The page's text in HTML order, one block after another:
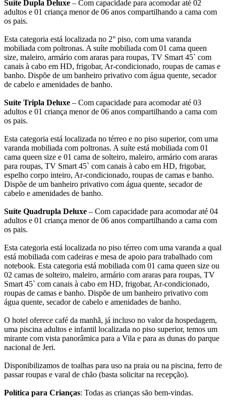
Suíte Dupla Deluxe – Com capacidade para acomodar até 02
adultos e 01 criança menor de 06 anos compartilhando a cama com
os pais.
Esta categoria está localizada no 2° piso, com uma varanda
mobiliada com poltronas. A suíte mobiliada com 01 cama queen
size, maleiro, armário com araras para roupas, TV Smart 45` com
canais à cabo em HD, frigobar, Ar-condicionado, roupas de camas e
banho. Dispõe de um banheiro privativo com água quente, secador
de cabelo e amenidades de banho.
Suíte Tripla Deluxe – Com capacidade para acomodar até 03
adultos e 01 criança menor de 06 anos compartilhando a cama com
os pais.
Esta categoria está localizada no térreo e no piso superior, com uma
varanda mobiliada com poltronas. A suíte está mobiliada com 01
cama queen size e 01 cama de solteiro, maleiro, armário com araras
para roupas, TV Smart 45` com canais à cabo em HD, frigobar,
espelho corpo inteiro, Ar-condicionado, roupas de camas e banho.
Dispõe de um banheiro privativo com água quente, secador de
cabelo e amenidades de banho.
Suíte Quadrupla Deluxe – Com capacidade para acomodar até 04
adultos e 01 criança menor de 06 anos compartilhando a cama com
os pais.
Esta categoria está localizada no piso térreo com uma varanda a qual
está mobiliada com cadeiras e mesa de apoio para trabalhado com
notebook. Esta categoria está mobiliada com 01 cama queen size ou
02 camas de solteiro, maleiro, armário com araras para roupas, TV
Smart 45` com canais à cabo em HD, frigobar, Ar-condicionado,
roupas de camas e banho. Dispõe de um banheiro privativo com
água quente, secador de cabelo e amenidades de banho.
O hotel oferece café da manhã, já incluso no valor da hospedagem,
uma piscina adultos e infantil localizada no piso superior, temos um
mirante com vista panorâmica para a Vila e para as dunas do parque
nacional de Jeri.
Disponibilizamos de toalhas para uso na praia ou na piscina, ferro de
passar roupas e varal de chão (basta solicitar na recepção).
Política para Crianças: Todas as crianças são bem-vindas.